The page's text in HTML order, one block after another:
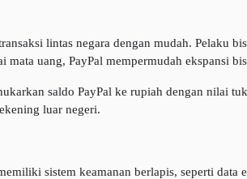
lintas negara dengan mudah. Pelaku
uang, PayPal mempermudah ekspansi
saldo PayPal ke rupiah dengan nilai
luar negeri.
sistem keamanan berlapis, seperti